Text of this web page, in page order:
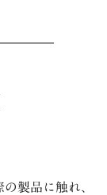
製品に触れ、